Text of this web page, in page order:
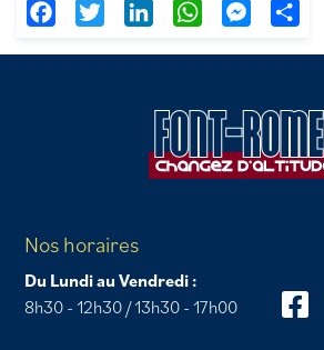
FacebookTwitter LinkedIn WhatsAppMessenger
Nos horaires
Du Lundi au Vendredi :
8h30 - 12h30 / 13h30 - 17h00